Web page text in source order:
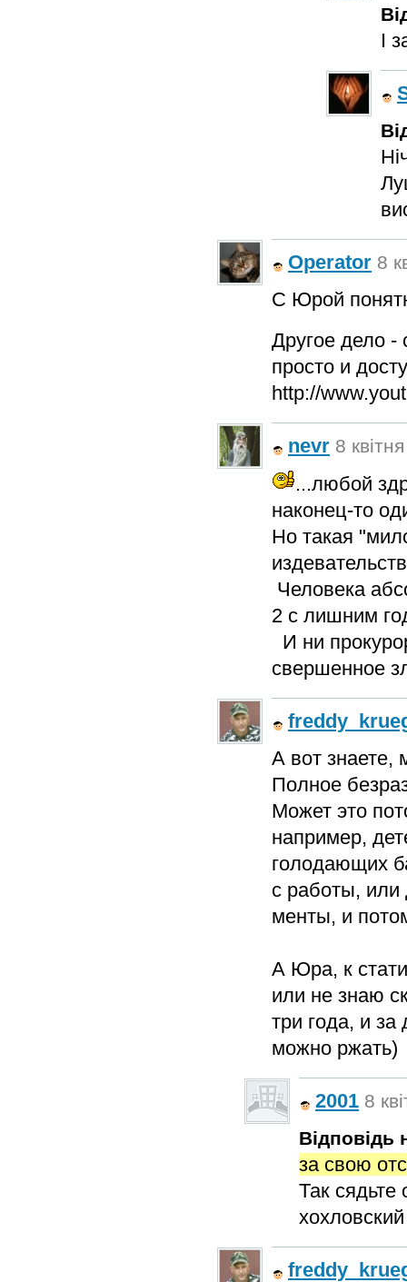
І
Operator 8
С Юрой
Другое дело -
просто и
http://
nevr 8
...любой
наконец-то
Но такая
Человека
2 с лишним
И ни
свершенное
А вот знаете,
Полное
Может это
например,
голодающих
с работы, или
менты, и
А Юра, к
или не знаю
три года, и за
можно ржать)
2001 8
Відповідь
за свою
Так сядьте